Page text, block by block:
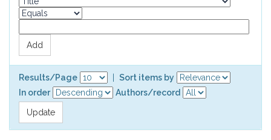
Results/Page
Sort items by
In order
Authors/record